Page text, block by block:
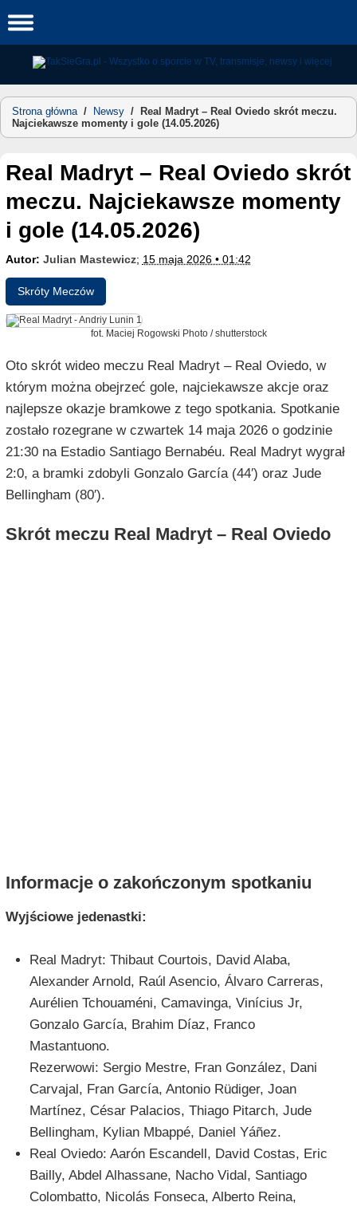
to
Strona główna/ Newsy /
Real Madryt – Real Oviedo skrót meczu.
Najciekawsze momenty i gole (14.05.2026)
Real Madryt – Real Oviedo skrót
meczu. Najciekawsze momenty
i gole (14.05.2026)
Autor: Julian Mastewicz; 15 maja 2026 • 01:42
Skróty Meczów
fot. Maciej Rogowski Photo / shutterstock
Oto skrót wideo meczu Real Madryt – Real Oviedo, w
którym można obejrzeć gole, najciekawsze akcje oraz
najlepsze okazje bramkowe z tego spotkania. Spotkanie
zostało rozegrane w czwartek 14 maja 2026 o godzinie
21:30 na Estadio Santiago Bernabéu. Real Madryt wygrał
2:0, a bramki zdobyli Gonzalo García (44′) oraz Jude
Bellingham (80′).
Skrót meczu Real Madryt – Real Oviedo
Informacje o zakończonym spotkaniu
Wyjściowe jedenastki:
Real Madryt: Thibaut Courtois, David Alaba,
Alexander Arnold, Raúl Asencio, Álvaro Carreras,
Aurélien Tchouaméni, Camavinga, Vinícius Jr,
Gonzalo García, Brahim Díaz, Franco
Mastantuono.
Rezerwowi: Sergio Mestre, Fran González, Dani
Carvajal, Fran García, Antonio Rüdiger, Joan
Martínez, César Palacios, Thiago Pitarch, Jude
Bellingham, Kylian Mbappé, Daniel Yáñez.
Real Oviedo: Aarón Escandell, David Costas, Eric
Bailly, Abdel Alhassane, Nacho Vidal, Santiago
Colombatto, Nicolás Fonseca, Alberto Reina,